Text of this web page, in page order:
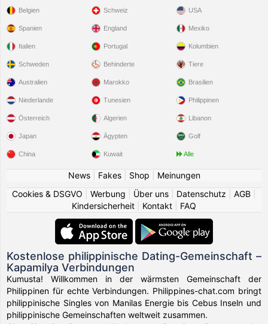
Belgien
Spanien
Italien
Schweden
Schweiz
England
Portugal
Behinderte
USA
Mexiko
Kolumbien
Tiere
Australien
Niederlande
Österreich
Japan
China
Marokko
Tunesien
Algerien
Ägypten
Kuwait
Brasilien
Philippinen
Libanon
Golf
Alle
News| Fakes| Shop
Meinungen
Cookies & DSGVO
Werbung Über uns Datenschutz AGB
Kindersicherheit
Kontakt FAQ
Kostenlose philippinische Dating-Gemeinschaft –
Kapamilya Verbindungen
Kumusta! Willkommen in der wärmsten Gemeinschaft der
Philippinen für echte Verbindungen. Philippines-chat.com bringt
philippinische Singles von Manilas Energie bis Cebus Inseln und
philippinische Gemeinschaften weltweit zusammen.